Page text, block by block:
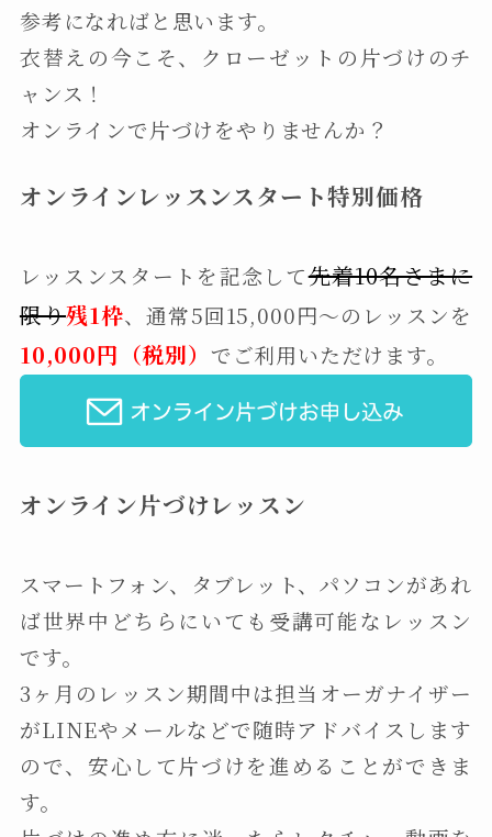
参考になればと思います。
衣替えの今こそ、クローゼットの片づけのチ
ャンス！
オンラインで片づけをやりませんか？
オンラインレッスンスタート特別価格
レッスンスタートを記念して先着10名さまに
限り残1枠、通常5回15,000円〜のレッスンを
10,000円（税別） でご利用いただけます。
オンライン片づけレッスン
スマートフォン、タブレット、パソコンがあれ
ば世界中どちらにいても受講可能なレッスン
です。
3ヶ月のレッスン期間中は担当オーガナイザー
がLINEやメールなどで随時アドバイスします
ので、安心して片づけを進めることができま
す。